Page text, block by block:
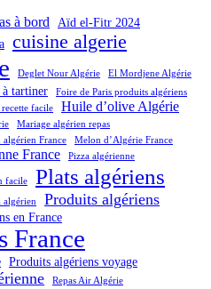
à bord Aïd el-Fitr 2024
cuisine algerie
Deglet Nour Algérie
El Mordjene Algérie
tartiner
Foire de Paris produits algériens
facile Huile d’olive Algérie
Mariage algérien repas
algérien France
Melon d’Algérie France
France Pizza algérienne
facile Plats algériens
algérien Produits algériens
en France
France
Produits algériens voyage
Repas Air Algérie